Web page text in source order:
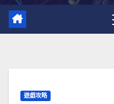
遊戲攻略